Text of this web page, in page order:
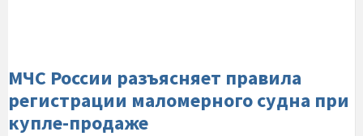
при-
продаже
МЧС России разъясняет правила
регистрации маломерного судна при
купле-продаже